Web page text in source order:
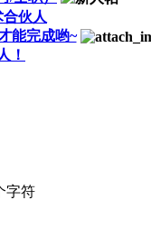
伙人
能完成哟~
！
字符